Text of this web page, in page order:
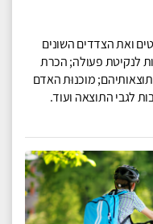
ואת הצדדים השונים
לנקיטת פעולה; הכרת
מוכנוּת האדם
לגבי התוצאה ועוד.